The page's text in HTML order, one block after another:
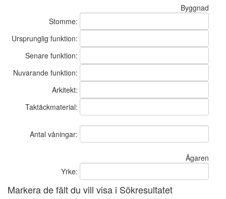
Byggnad
Stomme:
Ursprunglig funktion:
Senare funktion:
Nuvarande funktion:
Arkitekt:
Taktäckmaterial:
Antal våningar:
Ägaren
Yrke:
Markera de fält du vill visa i Sökresultatet